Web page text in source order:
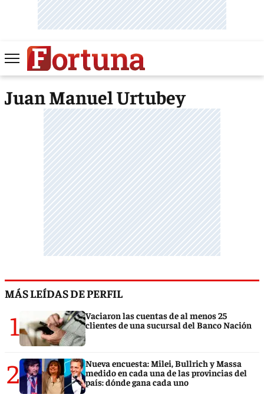
Juan Manuel Urtubey
MÁS LEÍDAS DE PERFIL
1
Vaciaron las cuentas de al menos 25
clientes de una sucursal del Banco Nación
2
Nueva encuesta: Milei, Bullrich y Massa
medido en cada una de las provincias del
país: dónde gana cada uno